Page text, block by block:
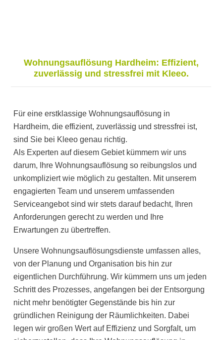
Wohnungsauflösung Hardheim: Effizient,
zuverlässig und stressfrei mit Kleeo.
Für eine erstklassige Wohnungsauflösung in
Hardheim, die effizient, zuverlässig und stressfrei ist,
sind Sie bei Kleeo genau richtig.
Als Experten auf diesem Gebiet kümmern wir uns
darum, Ihre Wohnungsauflösung so reibungslos und
unkompliziert wie möglich zu gestalten. Mit unserem
engagierten Team und unserem umfassenden
Serviceangebot sind wir stets darauf bedacht, Ihren
Anforderungen gerecht zu werden und Ihre
Erwartungen zu übertreffen.
Unsere Wohnungsauflösungsdienste umfassen alles,
von der Planung und Organisation bis hin zur
eigentlichen Durchführung. Wir kümmern uns um jeden
Schritt des Prozesses, angefangen bei der Entsorgung
nicht mehr benötigter Gegenstände bis hin zur
gründlichen Reinigung der Räumlichkeiten. Dabei
legen wir großen Wert auf Effizienz und Sorgfalt, um